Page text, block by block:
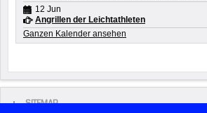
12 Jun
Angrillen der Leichtathleten
Ganzen Kalender ansehen
SITEMAP